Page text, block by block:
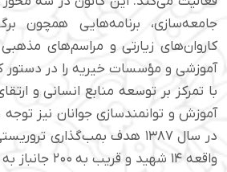
جامعه‌سازی، برنامه‌هایی همچون
کاروان‌های زیارتی و مراسم‌های مذهبی
آموزشی و مؤسسات خیریه را در دستور
با تمرکز بر توسعه منابع انسانی و
آموزش و توانمندسازی جوانان نیز
در سال ۱۳۸۷ هدف بمب‌گذاری
واقعه ۱۴ شهید و